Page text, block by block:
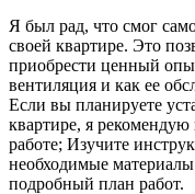
Я был рад, что смог
своей квартире. Это
приобрести ценный
вентиляция и как ее
Если вы планируете
квартире, я рекомендую
работе; Изучите
необходимые
подробный план работ.